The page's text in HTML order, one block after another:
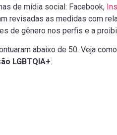
de mídia social: Facebook,
revisadas as medidas com
de gênero nos perfis e a
abaixo de 50. Veja
LGBTQIA+: